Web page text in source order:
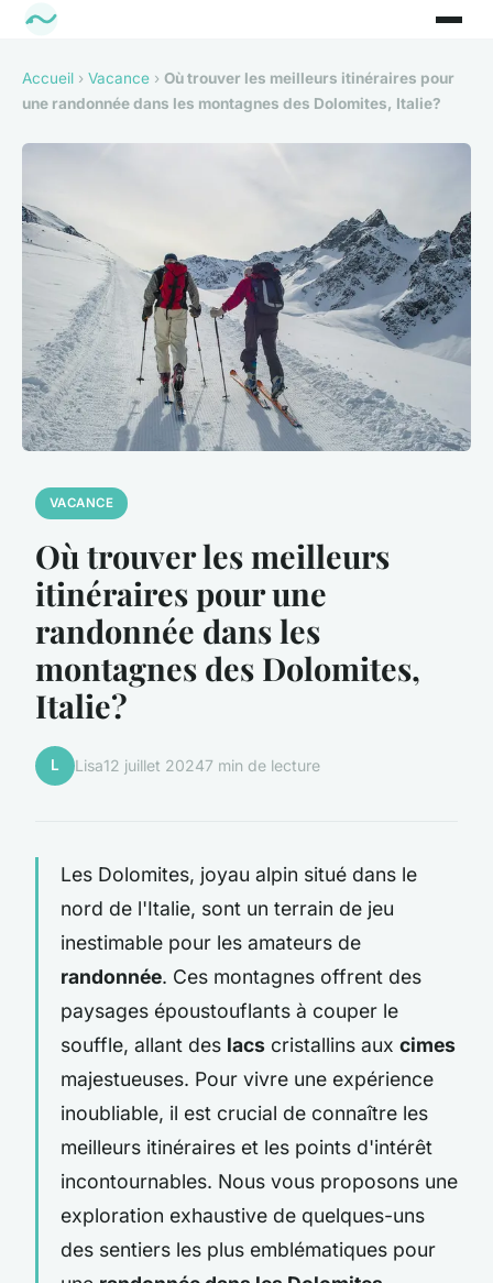
Accueil › Vacance › Où trouver les meilleurs itinéraires pour
une randonnée dans les montagnes des Dolomites, Italie?
VACANCE
Où trouver les meilleurs
itinéraires pour une
randonnée dans les
montagnes des Dolomites,
Italie?
L Lisa12 juillet 20247 min de lecture
Les Dolomites, joyau alpin situé dans le
nord de l'Italie, sont un terrain de jeu
inestimable pour les amateurs de
randonnée. Ces montagnes offrent des
paysages époustouflants à couper le
souffle, allant des lacs cristallins aux cimes
majestueuses. Pour vivre une expérience
inoubliable, il est crucial de connaître les
meilleurs itinéraires et les points d'intérêt
incontournables. Nous vous proposons une
exploration exhaustive de quelques-uns
des sentiers les plus emblématiques pour